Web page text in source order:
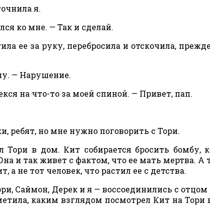
я.
ко мне. — Так и сделай.
ее за руку, перебросила и отскочила,
— Нарушение.
на что-то за моей спиной. — Привет, пап.
ребят, но мне нужно поговорить с Тори.
в дом. Кит собирается бросить бомбу,
и так живет с фактом, что ее мать мертва. А
а не тот человек, что растил ее с детства.
Саймон, Дерек и я — воссоединились с отцом
каким взглядом посмотрел Кит на Тори